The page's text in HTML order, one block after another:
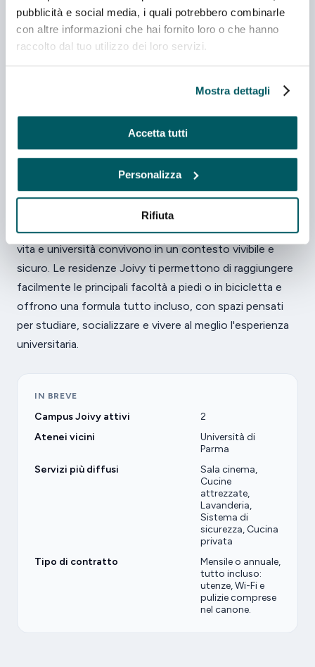
pubblicità e social media, i quali potrebbero combinarle
con altre informazioni che hai fornito loro o che hanno
raccolto dal tuo utilizzo dei loro servizi.
Mostra dettagli
Accetta tutti
Personalizza
Rifiuta
Lavanderia
Sistema di sicurezza
Cucina privata
A PARTIRE DA
Vivere e studiare a Parma
Parma, capitale della Food Valley, è una città
accogliente e a misura di studente, dove qualità della
vita e università convivono in un contesto vivibile e
sicuro. Le residenze Joivy ti permettono di raggiungere
facilmente le principali facoltà a piedi o in bicicletta e
offrono una formula tutto incluso, con spazi pensati
per studiare, socializzare e vivere al meglio l'esperienza
universitaria.
IN BREVE
Campus Joivy attivi
2
Atenei vicini
Università di
Parma
Servizi più diffusi
Sala cinema,
Cucine
attrezzate,
Lavanderia,
Sistema di
sicurezza, Cucina
privata
Tipo di contratto
Mensile o annuale,
tutto incluso:
utenze, Wi-Fi e
pulizie comprese
nel canone.